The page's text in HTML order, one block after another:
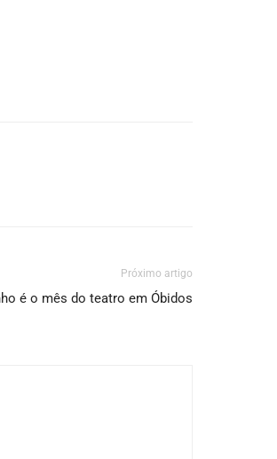
Próximo artigo
é o mês do teatro em Óbidos